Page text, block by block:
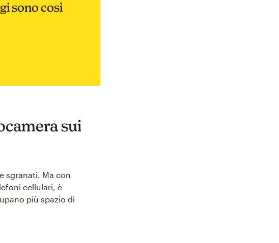
sono così
sui
sgranati. Ma con
cellulari, è
più spazio di